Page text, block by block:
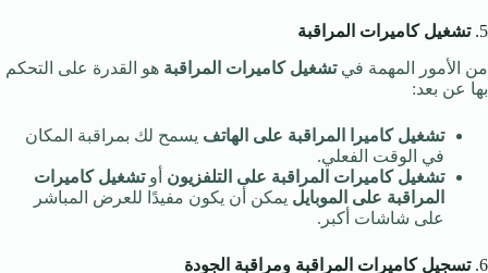
5. تشغيل كاميرات المراقبة
من الأمور المهمة فيتشغيل كاميرات المراقبة هو القدرة على التحكم
بها عن بعد:
تشغيل كاميرا المراقبة على الهاتف يسمح لك بمراقبة المكان
في الوقت الفعلي.
تشغيل كاميرات المراقبة على التلفزيون أوتشغيل كاميرات
المراقبة على الموبايل يمكن أن يكون مفيدًا للعرض المباشر
على شاشات أكبر.
6. تسجيل كاميرات المراقبة ومراقبة الجودة